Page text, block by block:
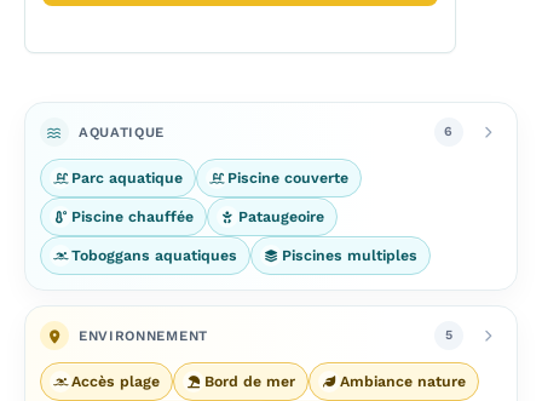
AQUATIQUE 6
Parc aquatique Piscine couverte
Piscine chauffée Pataugeoire
Toboggans aquatiques Piscines multiples
ENVIRONNEMENT 5
Accès plage Bord de mer Ambiance nature